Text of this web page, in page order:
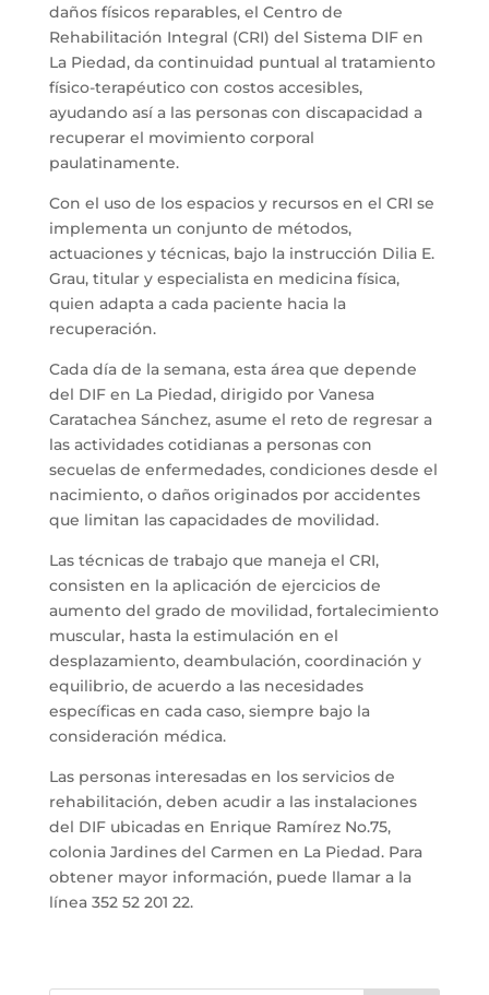
daños físicos reparables, el Centro de
Rehabilitación Integral (CRI) del Sistema DIF en
La Piedad, da continuidad puntual al tratamiento
físico-terapéutico con costos accesibles,
ayudando así a las personas con discapacidad a
recuperar el movimiento corporal
paulatinamente.
Con el uso de los espacios y recursos en el CRI se
implementa un conjunto de métodos,
actuaciones y técnicas, bajo la instrucción Dilia E.
Grau, titular y especialista en medicina física,
quien adapta a cada paciente hacia la
recuperación.
Cada día de la semana, esta área que depende
del DIF en La Piedad, dirigido por Vanesa
Caratachea Sánchez, asume el reto de regresar a
las actividades cotidianas a personas con
secuelas de enfermedades, condiciones desde el
nacimiento, o daños originados por accidentes
que limitan las capacidades de movilidad.
Las técnicas de trabajo que maneja el CRI,
consisten en la aplicación de ejercicios de
aumento del grado de movilidad, fortalecimiento
muscular, hasta la estimulación en el
desplazamiento, deambulación, coordinación y
equilibrio, de acuerdo a las necesidades
específicas en cada caso, siempre bajo la
consideración médica.
Las personas interesadas en los servicios de
rehabilitación, deben acudir a las instalaciones
del DIF ubicadas en Enrique Ramírez No.75,
colonia Jardines del Carmen en La Piedad. Para
obtener mayor información, puede llamar a la
línea 352 52 201 22.